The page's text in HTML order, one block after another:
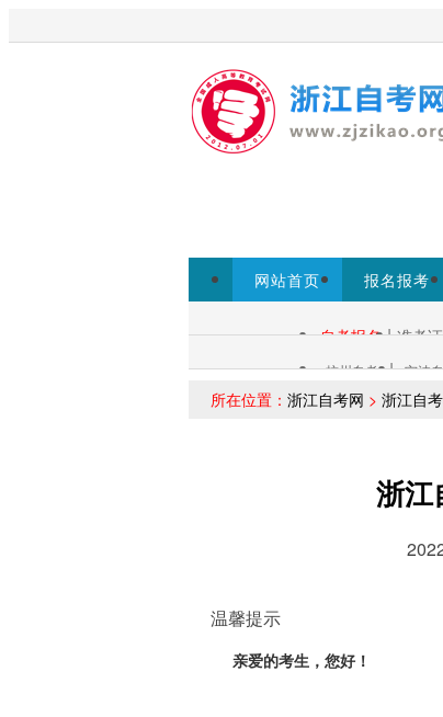
欢迎访问浙江自考网！为
www.zjzs.net为准。
网站首页 报名报考
自考报名 | 准考
各市自考：
杭州自考 | 宁波
所在位置： 浙江自考网 > 浙江自
浙江
温馨提示
亲爱的考生，您好！